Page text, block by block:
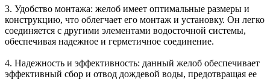
3. Удобство монтажа: желоб имеет оптимальные размеры и
конструкцию, что облегчает его монтаж и установку. Он легко
соединяется с другими элементами водосточной системы,
обеспечивая надежное и герметичное соединение.
4. Надежность и эффективность: данный желоб обеспечивает
эффективный сбор и отвод дождевой воды, предотвращая ее